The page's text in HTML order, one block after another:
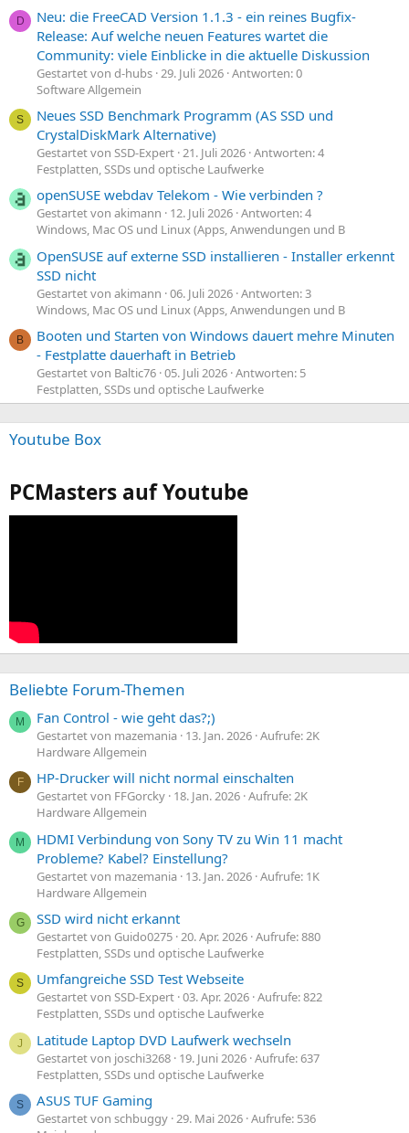
D
Neu: die FreeCAD Version 1.1.3 - ein reines Bugfix-
Release: Auf welche neuen Features wartet die
Community: viele Einblicke in die aktuelle Diskussion
Gestartet von d-hubs 29. Juli 2026 Antworten: 0
Software Allgemein
S
Neues SSD Benchmark Programm (AS SSD und
CrystalDiskMark Alternative)
Gestartet von SSD-Expert 21. Juli 2026 Antworten: 4
Festplatten, SSDs und optische Laufwerke
openSUSE webdav Telekom - Wie verbinden ?
Gestartet von akimann 12. Juli 2026 Antworten: 4
Windows, Mac OS und Linux (Apps, Anwendungen und B
OpenSUSE auf externe SSD installieren - Installer erkennt
SSD nicht
Gestartet von akimann 06. Juli 2026 Antworten: 3
Windows, Mac OS und Linux (Apps, Anwendungen und B
B
Booten und Starten von Windows dauert mehre Minuten
- Festplatte dauerhaft in Betrieb
Gestartet von Baltic76 05. Juli 2026 Antworten: 5
Festplatten, SSDs und optische Laufwerke
Youtube Box
PCMasters auf Youtube
Beliebte Forum-Themen
M Fan Control - wie geht das?;)
Gestartet von mazemania 13. Jan. 2026 Aufrufe: 2K
Hardware Allgemein
F HP-Drucker will nicht normal einschalten
Gestartet von FFGorcky 18. Jan. 2026 Aufrufe: 2K
Hardware Allgemein
M
HDMI Verbindung von Sony TV zu Win 11 macht
Probleme? Kabel? Einstellung?
Gestartet von mazemania 13. Jan. 2026 Aufrufe: 1K
Hardware Allgemein
G SSD wird nicht erkannt
Gestartet von Guido0275 20. Apr. 2026 Aufrufe: 880
Festplatten, SSDs und optische Laufwerke
S Umfangreiche SSD Test Webseite
Gestartet von SSD-Expert 03. Apr. 2026 Aufrufe: 822
Festplatten, SSDs und optische Laufwerke
J Latitude Laptop DVD Laufwerk wechseln
Gestartet von joschi3268 19. Juni 2026 Aufrufe: 637
Festplatten, SSDs und optische Laufwerke
S ASUS TUF Gaming
Gestartet von schbuggy 29. Mai 2026 Aufrufe: 536